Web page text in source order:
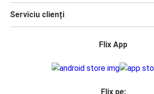
Serviciu clienți
Flix App
Flix pe: